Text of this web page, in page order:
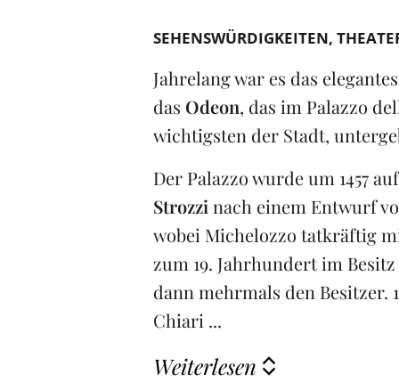
SEHENSWÜRDIGKEITEN
Jahrelang war es das
das Odeon, das im Palazzo
wichtigsten der Stadt,
Der Palazzo wurde um 1457
Strozzinach einem Entwurf
wobei Michelozzo tatkräftig
zum 19. Jahrhundert im
dann mehrmals den Besitzer.
Chiari ...
Weiterlesen